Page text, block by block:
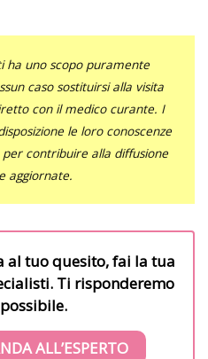
ha uno scopo puramente
caso sostituirsi alla visita
con il medico curante. I
le loro conoscenze
contribuire alla diffusione
aggiornate.
al tuo quesito, fai la tua
Ti risponderemo
ALL’ESPERTO